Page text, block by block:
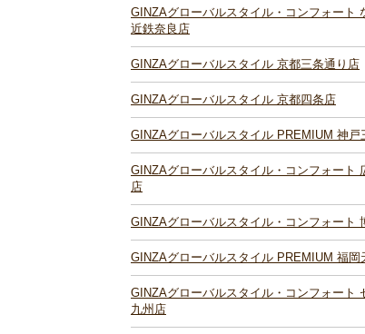
GINZAグローバルスタイル・コンフォート
近鉄奈良店
GINZAグローバルスタイル 京都三条通り店
GINZAグローバルスタイル 京都四条店
GINZAグローバルスタイル PREMIUM 神戸
GINZAグローバルスタイル・コンフォート
店
GINZAグローバルスタイル・コンフォート
GINZAグローバルスタイル PREMIUM 福岡
GINZAグローバルスタイル・コンフォート
九州店